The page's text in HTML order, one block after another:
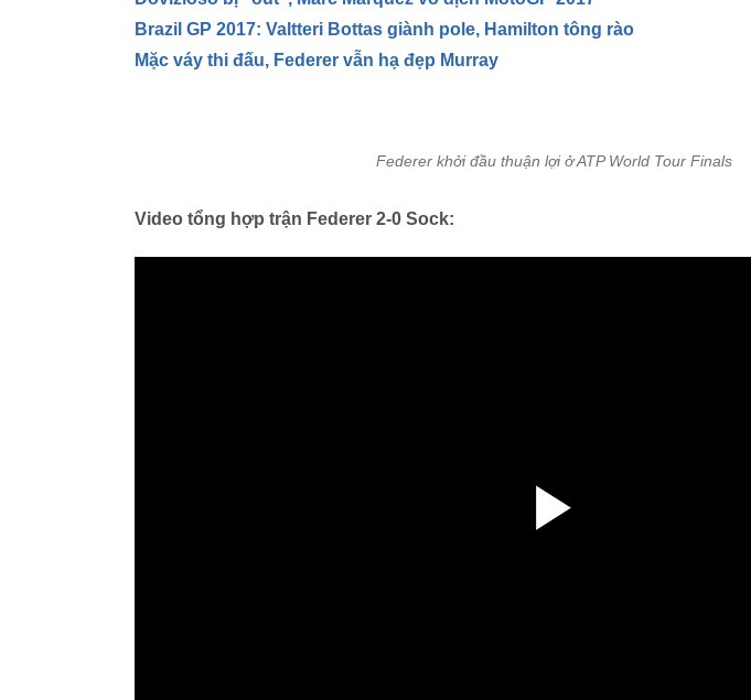
Brazil GP 2017: Valtteri Bottas giành pole, Hamilton tông rào
Mặc váy thi đấu, Federer vẫn hạ đẹp Murray
Federer khởi đầu thuận lợi ở ATP World Tour Finals
Video tổng hợp trận Federer 2-0 Sock: